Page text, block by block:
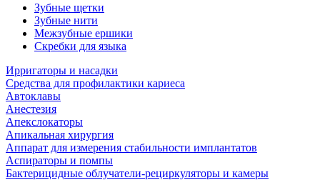
Зубные щетки
Зубные нити
Межзубные ершики
Скребки для языка
Ирригаторы и насадки
Средства для профилактики кариеса
Автоклавы
Анестезия
Апекслокаторы
Апикальная хирургия
Аппарат для измерения стабильности имплантатов
Аспираторы и помпы
Бактерицидные облучатели-рециркуляторы и камеры